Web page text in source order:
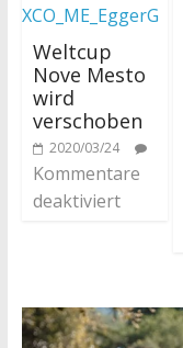
Weltcup
Nove Mesto
wird
verschoben
2020/03/24
Kommentare
deaktiviert